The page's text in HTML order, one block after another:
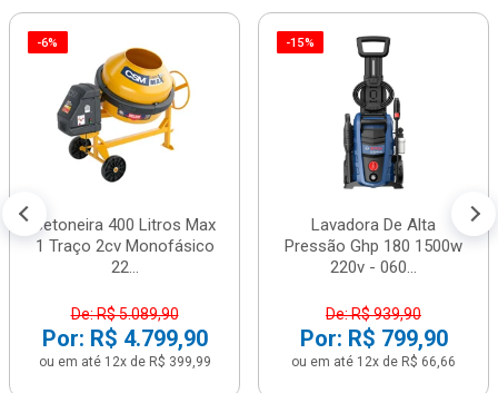
-6%
Betoneira 400 Litros Max
1 Traço 2cv Monofásico
22...
De: R$ 5.089,90
Por: R$ 4.799,90
ou em até 12x de R$ 399,99
-15%
Lavadora De Alta
Pressão Ghp 180 1500w
220v - 060...
De: R$ 939,90
Por: R$ 799,90
ou em até 12x de R$ 66,66